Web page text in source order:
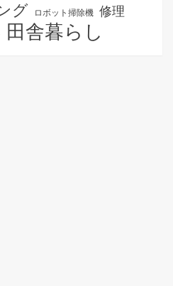
グ ロボット掃除機 修理
田舎暮らし